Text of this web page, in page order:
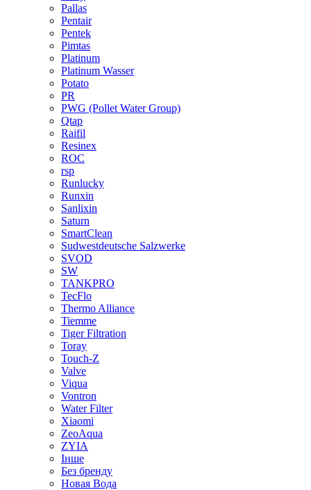
Pallas
Pentair
Pentek
Pimtas
Platinum
Platinum Wasser
Potato
PR
PWG (Pollet Water Group)
Qtap
Raifil
Resinex
ROC
rsp
Runlucky
Runxin
Sanlixin
Saturn
SmartClean
Sudwestdeutsche Salzwerke
SVOD
SW
TANKPRO
TecFlo
Thermo Alliance
Tiemme
Tiger Filtration
Toray
Touch-Z
Valve
Viqua
Vontron
Water Filter
Xiaomi
ZeoAqua
ZYIA
Інше
Без бренду
Новая Вода